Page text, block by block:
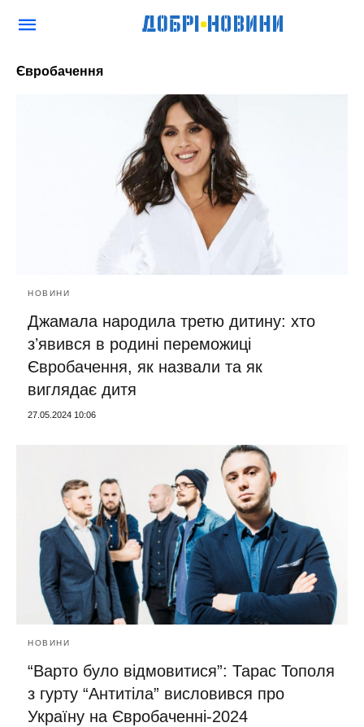
Євробачення
НОВИНИ
Джамала народила третю дитину: хто
зʼявився в родині переможиці
Євробачення, як назвали та як
виглядає дитя
27.05.2024 10:06
НОВИНИ
“Варто було відмовитися”: Тарас Тополя
з гурту “Антитіла” висловився про
Україну на Євробаченні-2024